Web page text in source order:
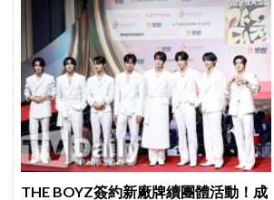
THE BOYZ簽約新廠牌續團體活動！成